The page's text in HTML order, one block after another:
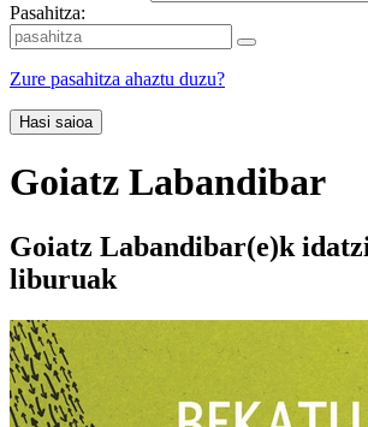
Pasahitza:
Zure pasahitza ahaztu duzu?
Hasi saioa
Goiatz Labandibar
Goiatz Labandibar(e)k
liburuak